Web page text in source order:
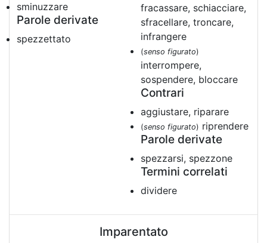
sminuzzare
Parole derivate
spezzettato
fracassare, schiacciare,
sfracellare, troncare,
infrangere
(senso figurato)
interrompere,
sospendere, bloccare
Contrari
aggiustare, riparare
(senso figurato) riprendere
Parole derivate
spezzarsi, spezzone
Termini correlati
dividere
Imparentato